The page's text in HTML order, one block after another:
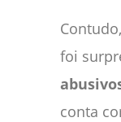
foi
conta